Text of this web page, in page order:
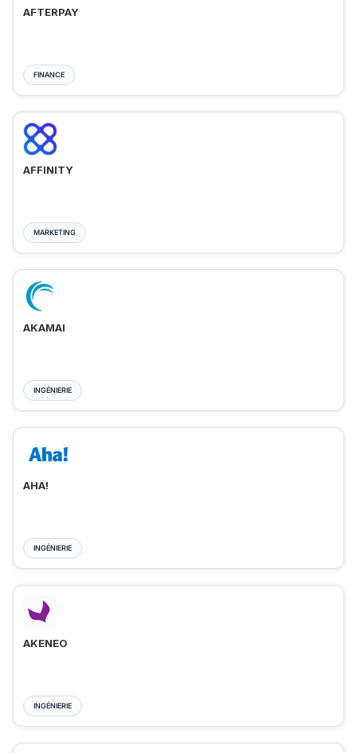
AFTERPAY
FINANCE
AFFINITY
MARKETING
AKAMAI
INGÉNIERIE
AHA!
INGÉNIERIE
AKENEO
INGÉNIERIE